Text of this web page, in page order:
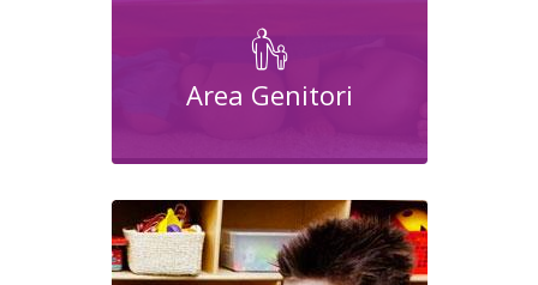
Area Genitori